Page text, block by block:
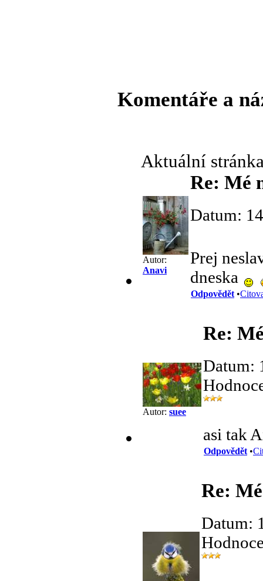
Komentáře a
Aktuální
Autor:
Anavi
Re: Mé
Datum:
Prej
dneska
Odpovědět •
Autor: suee
Re:
Datum:
asi tak
Odpovědět •
Re:
Datum: